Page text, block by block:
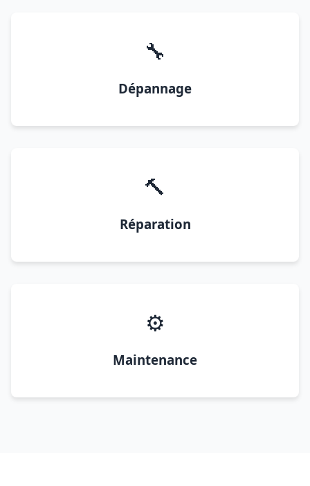
🔧
Dépannage
🔨
Réparation
⚙️
Maintenance